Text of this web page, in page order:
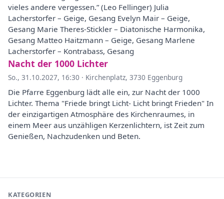
vieles andere vergessen.” (Leo Fellinger) Julia
Lacherstorfer – Geige, Gesang Evelyn Mair – Geige,
Gesang Marie Theres-Stickler – Diatonische Harmonika,
Gesang Matteo Haitzmann – Geige, Gesang Marlene
Lacherstorfer – Kontrabass, Gesang
Nacht der 1000 Lichter
So., 31.10.2027, 16:30 · Kirchenplatz, 3730 Eggenburg
Die Pfarre Eggenburg lädt alle ein, zur Nacht der 1000
Lichter. Thema "Friede bringt Licht- Licht bringt Frieden" In
der einzigartigen Atmosphäre des Kirchenraumes, in
einem Meer aus unzähligen Kerzenlichtern, ist Zeit zum
Genießen, Nachzudenken und Beten.
KATEGORIEN